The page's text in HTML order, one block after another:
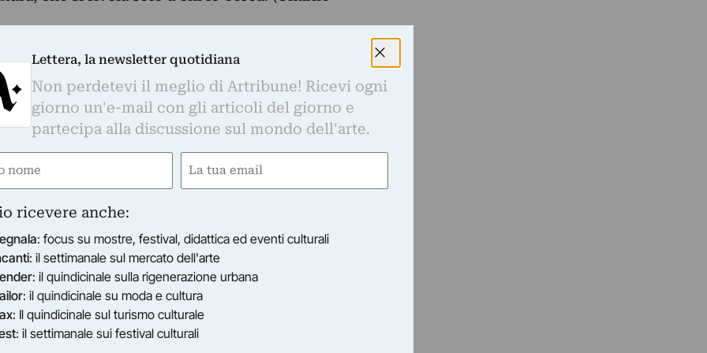
accoglie le opere di Igino Panzino e
personale dedicata alle foglie.
realizzate da Panzino solo pochi anni fa si
Serreli, ultime nate della produzione Ikigai,
e già richieste per un’importante mostra
mondo, metafora della vita umana e del
gli esseri viventi sono soggetti.
rami, crescono, ingialliscono, si staccano e
radici, in un ciclo che scandisce le stagioni, in
è raccontato in mostra attraverso le
Igino Panzino, dove colori e forme,
sono il mezzo per arrivare alla purezza
vengono marcate dalle piegature della
Lettera, la newsletter quotidiana
Non perdetevi il meglio di Artribune! Ricevi ogni
giorno un'e-mail con gli articoli del giorno e
partecipa alla discussione sul mondo dell'arte.
Email
ricevere anche:
: focus su mostre, festival, didattica ed eventi culturali
: il settimanale sul mercato dell'arte
: il quindicinale sulla rigenerazione urbana
: il quindicinale su moda e cultura
: Il quindicinale sul turismo culturale
: il settimanale sui festival culturali